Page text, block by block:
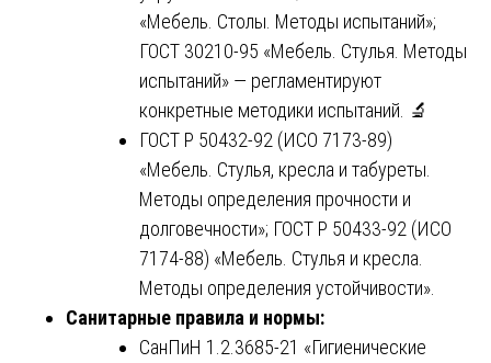
«Мебель. Столы. Методы испытаний»;
ГОСТ 30210-95 «Мебель. Стулья. Методы
испытаний» — регламентируют
конкретные методики испытаний. 🔬
ГОСТ Р 50432-92 (ИСО 7173-89)
«Мебель. Стулья, кресла и табуреты.
Методы определения прочности и
долговечности»; ГОСТ Р 50433-92 (ИСО
7174-88) «Мебель. Стулья и кресла.
Методы определения устойчивости».
Санитарные правила и нормы:
СанПиН 1.2.3685-21 «Гигиенические